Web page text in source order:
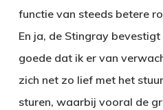
functie van steeds betere
En ja, de Stingray
goede dat ik er van
zich net zo lief met het
sturen, waarbij vooral de